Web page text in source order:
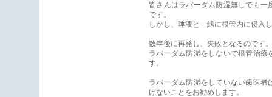
皆さんはラバーダム防湿無しでも
です。
しかし、唾液と一緒に根管内に侵入
数年後に再発し、失敗となるのです。
ラバーダム防湿をしないで根管治
す。
ラバーダム防湿をしていない歯医
けないことをお勧めします。